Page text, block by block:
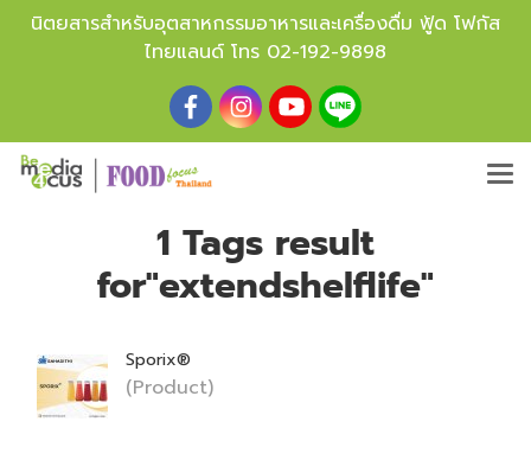
นิตยสารสำหรับอุตสาหกรรมอาหารและเครื่องดื่ม ฟู้ด โฟกัส
ไทยแลนด์ โทร 02-192-9898
1 Tags result
for"extendshelflife"
Sporix®
(Product)